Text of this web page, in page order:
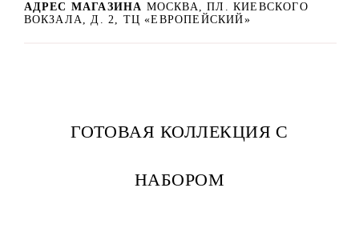
АДРЕС МАГАЗИНА МОСКВА, ПЛ. КИЕВСКОГО
ВОКЗАЛА, Д. 2, ТЦ «ЕВРОПЕЙСКИЙ»
ГОТОВАЯ КОЛЛЕКЦИЯ С
НАБОРОМ